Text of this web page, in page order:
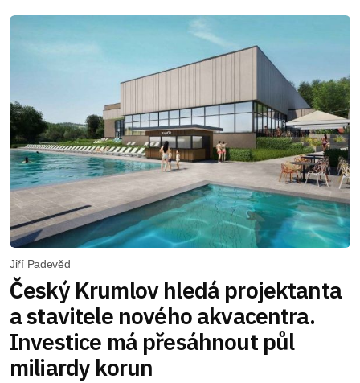
Jiří Padevěd
Český Krumlov hledá projektanta
a stavitele nového akvacentra.
Investice má přesáhnout půl
miliardy korun